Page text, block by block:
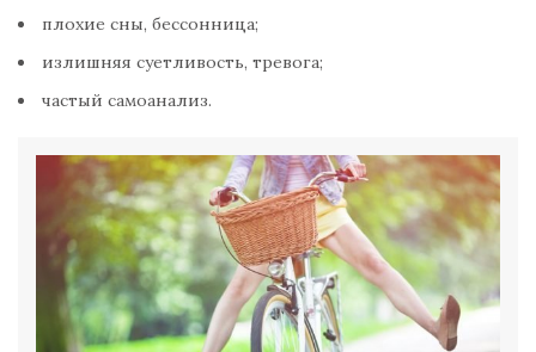
плохие сны, бессонница;
излишняя суетливость, тревога;
частый самоанализ.